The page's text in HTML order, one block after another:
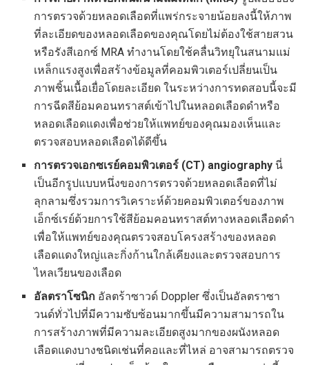
การตรวจด้วยหลอดเลือดที่แพร่กระจายน้อยลงนี้ให้ภาพ
ที่ละเอียดของหลอดเลือดของคุณโดยไม่ต้องใช้สายสวน
หรือรังสีเอกซ์ MRA ทำงานโดยใช้คลื่นวิทยุในสนามแม่
เหล็กแรงสูงเพื่อสร้างข้อมูลที่คอมพิวเตอร์เปลี่ยนเป็น
ภาพชิ้นเนื้อเยื่อโดยละเอียด ในระหว่างการทดสอบนี้จะมี
การฉีดสีย้อมคอนทราสต์เข้าไปในหลอดเลือดดำหรือ
หลอดเลือดแดงเพื่อช่วยให้แพทย์ของคุณมองเห็นและ
ตรวจสอบหลอดเลือดได้ดีขึ้น
การตรวจเอกซเรย์คอมพิวเตอร์ (CT) angiography นี่
เป็นอีกรูปแบบหนึ่งของการตรวจด้วยหลอดเลือดที่ไม่
ลุกลามซึ่งรวมการวิเคราะห์ด้วยคอมพิวเตอร์ของภาพ
เอ็กซ์เรย์ด้วยการใช้สีย้อมคอนทราสต์ทางหลอดเลือดดำ
เพื่อให้แพทย์ของคุณตรวจสอบโครงสร้างของหลอด
เลือดแดงใหญ่และกิ่งก้านใกล้เคียงและตรวจสอบการ
ไหลเวียนของเลือด
อัลตราโซนิก อัลตร้าซาวด์ Doppler ซึ่งเป็นอัลตราซา
วนด์ทั่วไปที่มีความซับซ้อนมากขึ้นมีความสามารถใน
การสร้างภาพที่มีความละเอียดสูงมากของผนังหลอด
เลือดแดงบางชนิดเช่นที่คอและที่ไหล่ อาจสามารถตรวจ